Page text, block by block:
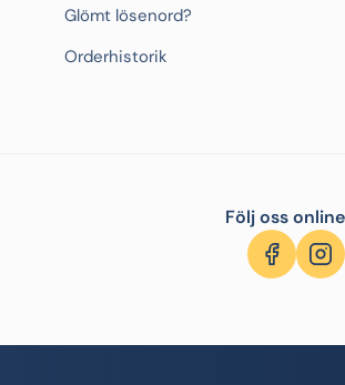
Glömt lösenord?
Orderhistorik
Följ oss online
Facebook